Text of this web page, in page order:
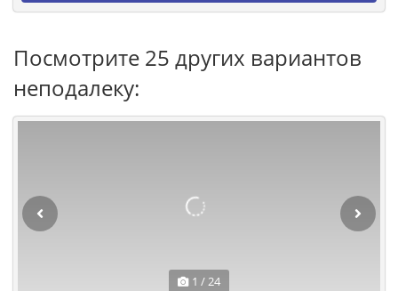
Посмотрите 25 других вариантов
неподалеку:
1 / 24